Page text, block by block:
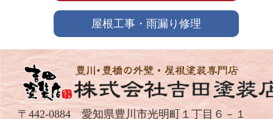
屋根工事・雨漏り修理
〒442-0884 愛知県豊川市光明町１丁目６－１